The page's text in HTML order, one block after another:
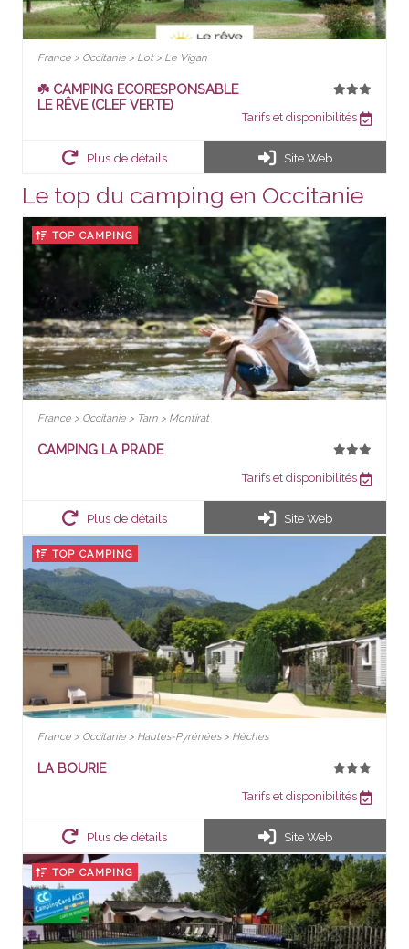
France > Occitanie > Lot > Le Vigan
☘️ CAMPING ECORESPONSABLE
LE RÊVE (CLEF VERTE)
Tarifs et disponibilités
Plus de détails Site Web
Le top du camping en Occitanie
TOP CAMPING
France > Occitanie > Tarn > Montirat
CAMPING LA PRADE
Tarifs et disponibilités
Plus de détails Site Web
TOP CAMPING
France > Occitanie > Hautes-Pyrénées > Hèches
LA BOURIE
Tarifs et disponibilités
Plus de détails Site Web
TOP CAMPING